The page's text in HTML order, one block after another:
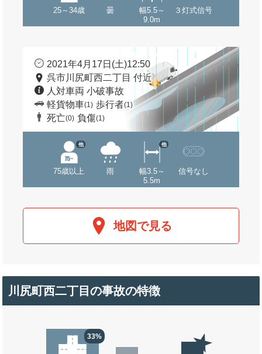
25～34歳 曇
幅5.5～
9.0m
３灯式信号
2021年4月17日(土)12:50
呉市川尻町西二丁目 付近
人対車両 小破事故
軽貨物車(1) 歩行者(1)
死亡(0) 負傷(1)
75歳以上
他
雨
幅3.5～
5.5m
他
信号なし
地図で見る
川尻町西二丁目の事故の特徴
33%